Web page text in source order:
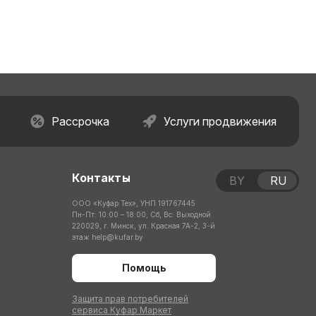
Рассрочка Услуги продвижения
Контакты
ООО «Куфар Тех», УНП 191767445
Пн-Пт: 10:00 – 18:00; Сб, Вс: Выходной
220029, г. Минск, ул. Красная 7А-2, 3-й
этаж help@kufar.by
Помощь
Защита прав потребителей
сервиса Куфар Маркет
BY RU